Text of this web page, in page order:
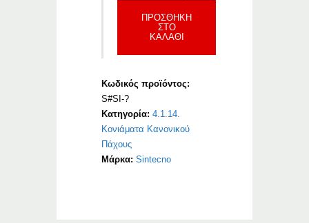
ΠΡΟΣΘΉΚΗ
ΣΤΟ
ΚΑΛΆΘΙ
Κωδικός προϊόντος:
S#SI-?
Κατηγορία:4.1.14.
Κονιάματα Κανονικού
Πάχους
Μάρκα:Sintecno